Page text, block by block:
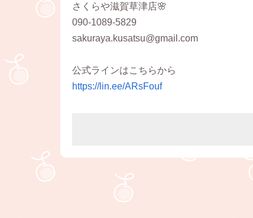
さくらや滋賀草津店🌸
090-1089-5829
sakuraya.kusatsu@gmail.com
公式ラインはこちらから
https://lin.ee/ARsFouf